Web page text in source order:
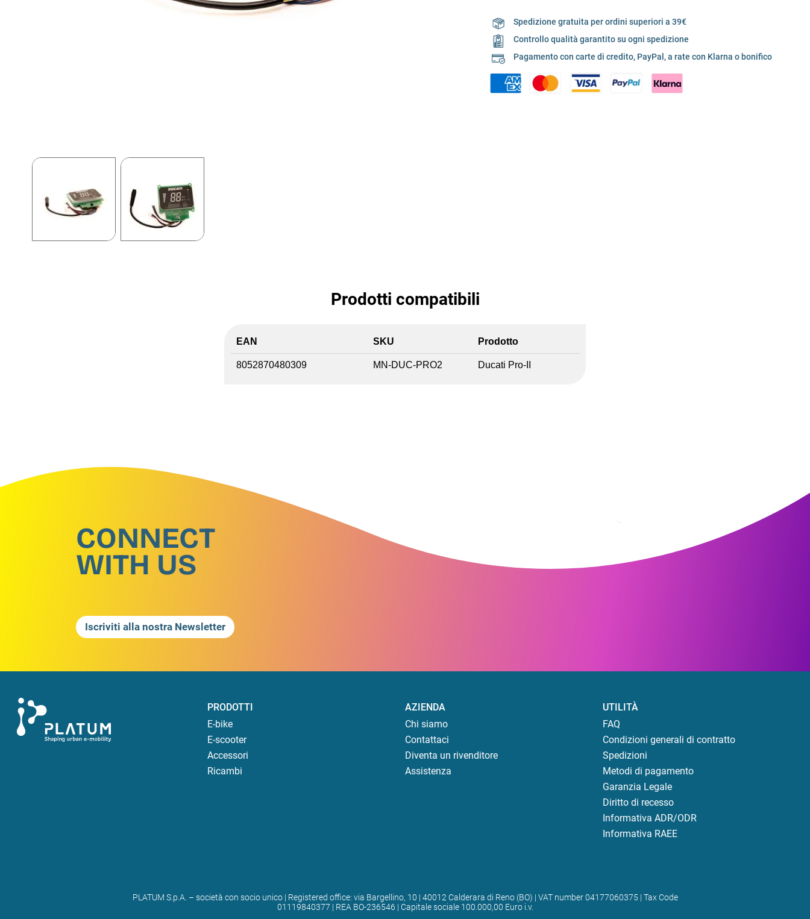
Spedizione gratuita per ordini superiori a 39€
Controllo qualità garantito su ogni spedizione
Pagamento con carte di credito, PayPal, a rate con Klarna o bonifico
Prodotti compatibili
EAN SKU Prodotto
8052870480309 MN-DUC-PRO2 Ducati Pro-II
CONNECT
WITH US
Iscriviti alla nostra Newsletter
PRODOTTI
E-bike
E-scooter
Accessori
Ricambi
AZIENDA
Chi siamo
Contattaci
Diventa un rivenditore
Assistenza
UTILITÀ
FAQ
Condizioni generali di contratto
Spedizioni
Metodi di pagamento
Garanzia Legale
Diritto di recesso
Informativa ADR/ODR
Informativa RAEE
PLATUM S.p.A. – società con socio unico | Registered office: via Bargellino, 10 | 40012 Calderara di Reno (BO) | VAT number 04177060375 | Tax Code
01119840377 | REA BO-236546 | Capitale sociale 100.000,00 Euro i.v.